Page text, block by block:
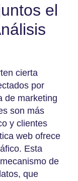
el
cierta
por
de marketing
son más
y clientes
web ofrece
Esta
de
que